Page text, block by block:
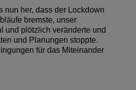
nun her, dass der Lockdown
bremste, unser
und plötzlich veränderte und
und Planungen stoppte.
für das Miteinander